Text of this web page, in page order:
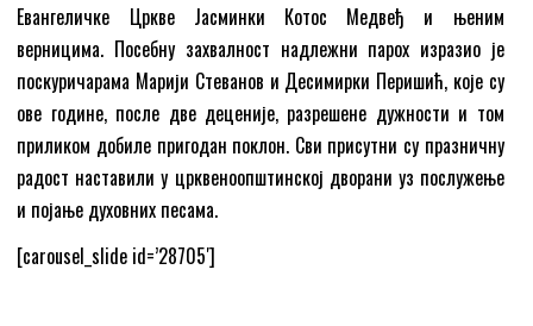
Евангеличке Цркве Јасминки Котос Медвеђ и њеним
верницима. Посебну захвалност надлежни парох изразио је
поскуричарама Марији Стеванов и Десимирки Перишић, које су
ове године, после две деценије, разрешене дужности и том
приликом добиле пригодан поклон. Сви присутни су празничну
радост наставили у црквеноопштинској дворани уз послужење
и појање духовних песама.
[carousel_slide id=’28705′]